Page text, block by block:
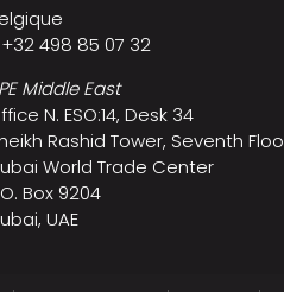
+32 498 85 07 32
Middle East
N. ESO:14, Desk 34
Rashid Tower, Seventh
World Trade Center
Box 9204
UAE